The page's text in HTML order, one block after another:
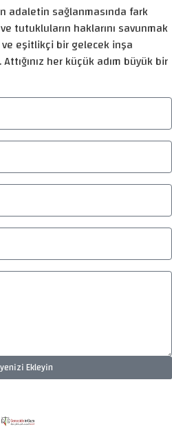
adaletin sağlanmasında fark
tutukluların haklarını savunmak
eşitlikçi bir gelecek inşa
her küçük adım büyük bir
Ekleyin